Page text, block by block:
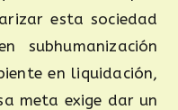
esta sociedad
subhumanización
en liquidación,
meta exige dar un